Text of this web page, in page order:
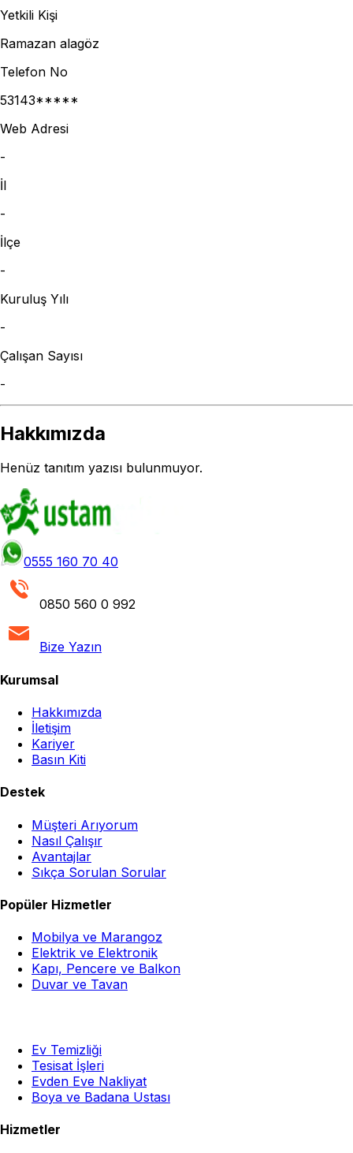
Yetkili Kişi
Ramazan alagöz
Telefon No
53143*****
Web Adresi
-
İl
-
İlçe
-
Kuruluş Yılı
-
Çalışan Sayısı
-
Hakkımızda
Henüz tanıtım yazısı bulunmuyor.
0555 160 70 40
0850 560 0 992
Bize Yazın
Kurumsal
Hakkımızda
İletişim
Kariyer
Basın Kiti
Destek
Müşteri Arıyorum
Nasıl Çalışır
Avantajlar
Sıkça Sorulan Sorular
Popüler Hizmetler
Mobilya ve Marangoz
Elektrik ve Elektronik
Kapı, Pencere ve Balkon
Duvar ve Tavan
Ev Temizliği
Tesisat İşleri
Evden Eve Nakliyat
Boya ve Badana Ustası
Hizmetler